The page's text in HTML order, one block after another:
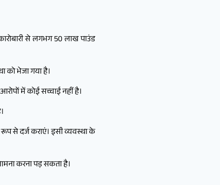
से लगभग 50 लाख पाउंड
को भेजा गया है।
में कोई सच्चाई नहीं है।
रूप से दर्ज कराएं। इसी व्यवस्था के
करना पड़ सकता है।